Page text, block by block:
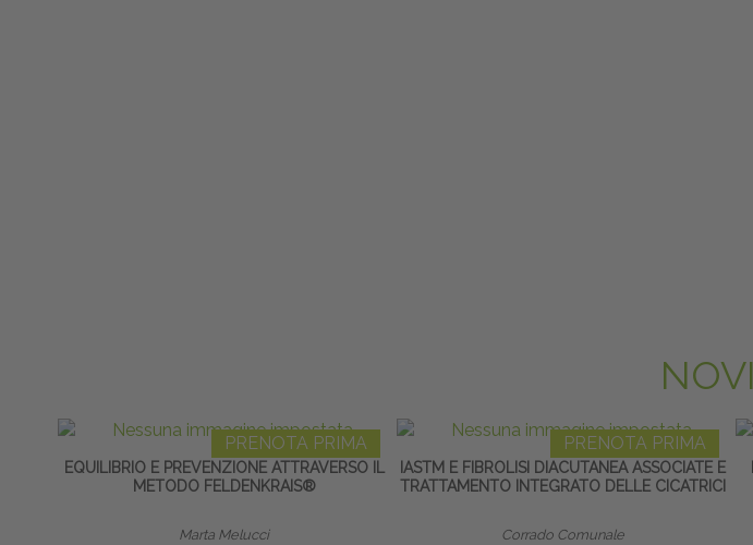
PRENOTA PRIMA
EQUILIBRIO E PREVENZIONE ATTRAVERSO IL
METODO FELDENKRAIS®
Marta Melucci
PRENOTA PRIMA
IASTM E FIBROLISI DIACUTANEA ASSOCIATE E
TRATTAMENTO INTEGRATO DELLE CICATRICI
Corrado Comunale